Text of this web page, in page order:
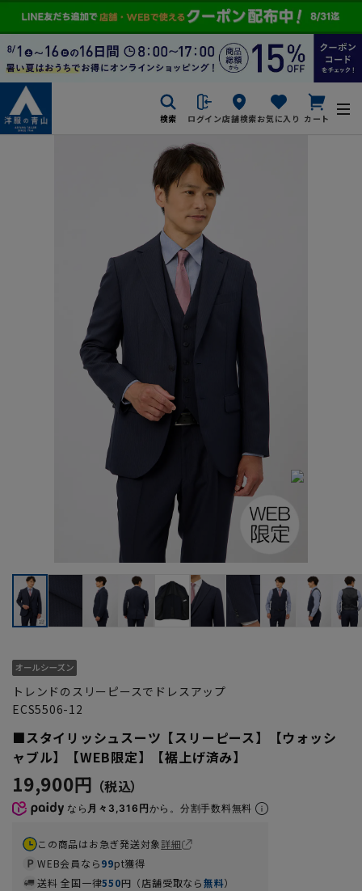
検索 ログイン店舗検索お気に入り カート
トレンドのスリーピースでドレスアップ
ECS5506-12
■スタイリッシュスーツ【スリーピース】【ウォッシ
ャブル】【WEB限定】【裾上げ済み】
19,900円
なら 月々3,316円から。分割手数料無料
この商品はお急ぎ発送対象詳細
WEB会員なら99pt獲得
送料 全国一律550円（店舗受取なら無料）